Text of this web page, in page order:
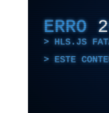
ERRO
HLS.JS
ESTE